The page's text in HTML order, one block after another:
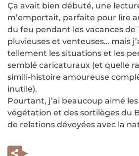
Ça avait bien débuté, une
m’emportait, parfaite pour lire
du feu pendant les vacances de
pluvieuses et venteuses… mais
tellement les situations et les
semblé caricaturaux (et quelle
simili-histoire amoureuse
inutile).
Pourtant, j’ai beaucoup aimé
végétation et des sortilèges du
de relations dévoyées avec la